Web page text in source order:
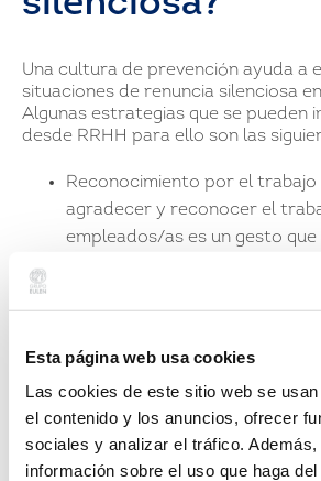
Esta página web usa cookies
Las cookies de este sitio web se
el contenido y los anuncios, ofrecer
sociales y analizar el tráfico.
información sobre el uso que haga
Una cultura de prevención ayuda a
situaciones de renuncia silenciosa
Algunas estrategias que se pueden
desde RRHH para ello son las
Reconocimiento por el trabajo
agradecer y reconocer el
empleados/as es un gesto
Libertad para exponer ideas y
expresar abiertamente sus
activamente en las decisiones
una palanca clave para